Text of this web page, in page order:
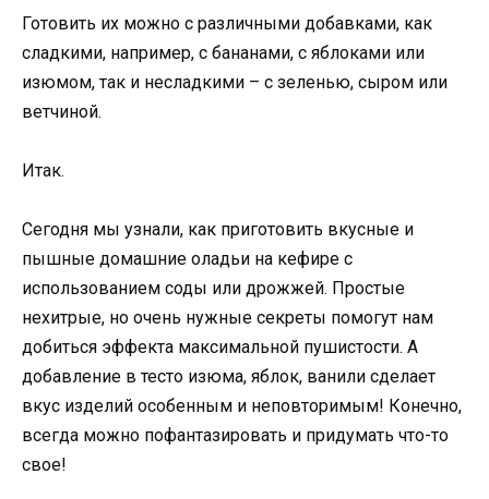
Готовить их можно с различными добавками, как
сладкими, например, с бананами, с яблоками или
изюмом, так и несладкими – с зеленью, сыром или
ветчиной.
Итак.
Сегодня мы узнали, как приготовить вкусные и
пышные домашние оладьи на кефире с
использованием соды или дрожжей. Простые
нехитрые, но очень нужные секреты помогут нам
добиться эффекта максимальной пушистости. А
добавление в тесто изюма, яблок, ванили сделает
вкус изделий особенным и неповторимым! Конечно,
всегда можно пофантазировать и придумать что-то
свое!